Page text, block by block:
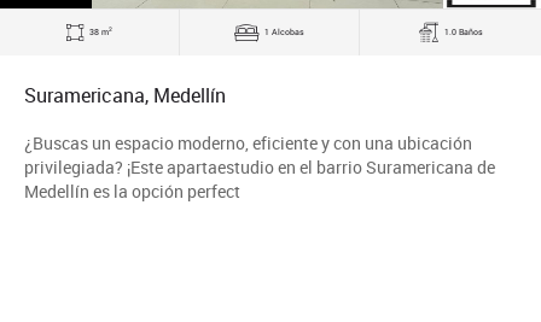
38 m2 1 Alcobas 1.0 Baños
Suramericana, Medellín
¿Buscas un espacio moderno, eficiente y con una ubicación
privilegiada? ¡Este apartaestudio en el barrio Suramericana de
Medellín es la opción perfect